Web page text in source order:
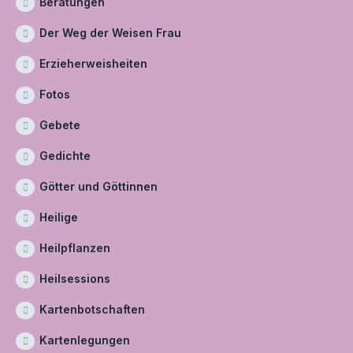
Der Weg der Weisen Frau
Erzieherweisheiten
Fotos
Gebete
Gedichte
Götter und Göttinnen
Heilige
Heilpflanzen
Heilsessions
Kartenbotschaften
Kartenlegungen